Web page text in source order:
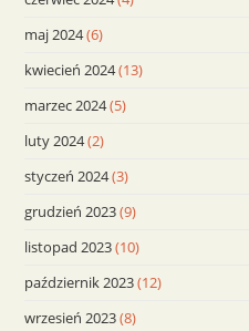
maj 2024(6)
kwiecień 2024(13)
marzec 2024(5)
luty 2024(2)
styczeń 2024(3)
grudzień 2023(9)
listopad 2023(10)
październik 2023(12)
wrzesień 2023(8)